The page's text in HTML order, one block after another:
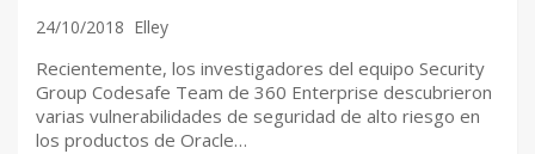
24/10/2018 Elley
Recientemente, los investigadores del equipo Security
Group Codesafe Team de 360 Enterprise descubrieron
varias vulnerabilidades de seguridad de alto riesgo en
los productos de Oracle…